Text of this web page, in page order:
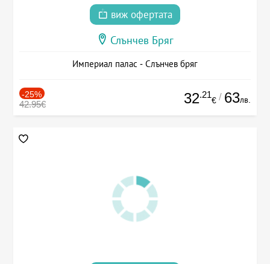
виж офертата
Слънчев Бряг
Империал палас - Слънчев бряг
-25%
42.95€ 32.21
€ / 63лв.